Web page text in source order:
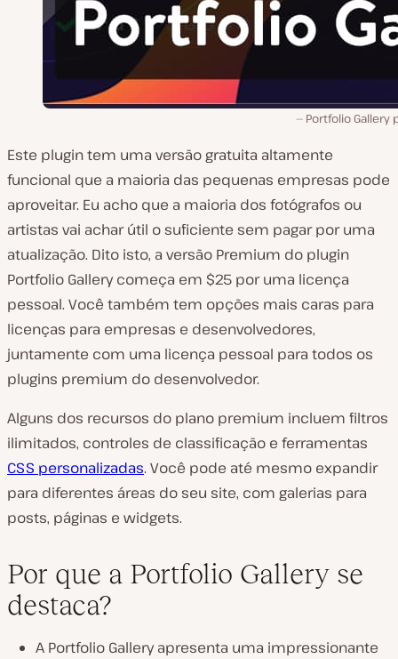
Portfolio Gallery
Este plugin tem uma versão gratuita altamente
funcional que a maioria das pequenas empresas pode
aproveitar. Eu acho que a maioria dos fotógrafos ou
artistas vai achar útil o suficiente sem pagar por uma
atualização. Dito isto, a versão Premium do plugin
Portfolio Gallery começa em $25 por uma licença
pessoal. Você também tem opções mais caras para
licenças para empresas e desenvolvedores,
juntamente com uma licença pessoal para todos os
plugins premium do desenvolvedor.
Alguns dos recursos do plano premium incluem filtros
ilimitados, controles de classificação e ferramentas
CSS personalizadas. Você pode até mesmo expandir
para diferentes áreas do seu site, com galerias para
posts, páginas e widgets.
Por que a Portfolio Gallery se
destaca?
A Portfolio Gallery apresenta uma impressionante